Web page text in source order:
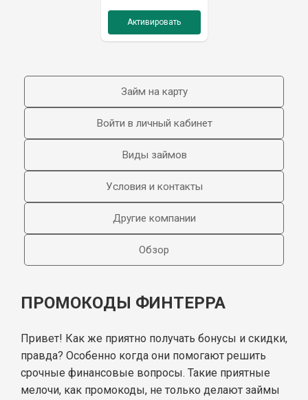
Активировать
Займ на карту
Войти в личный кабинет
Виды займов
Условия и контакты
Другие компании
Обзор
ПРОМОКОДЫ ФИНТЕРРА
Привет! Как же приятно получать бонусы и скидки,
правда? Особенно когда они помогают решить
срочные финансовые вопросы. Такие приятные
мелочи, как промокоды, не только делают займы